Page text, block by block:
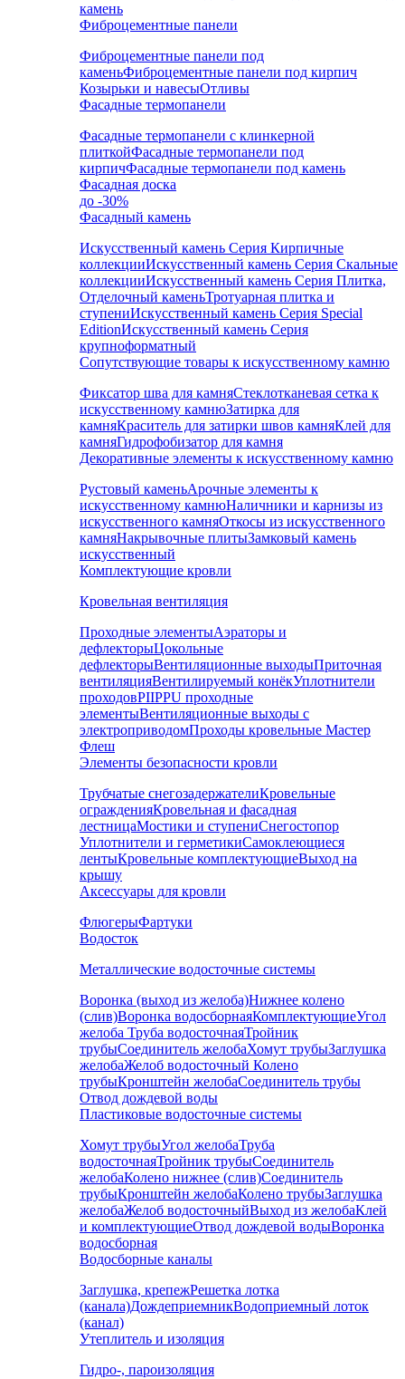
камень
Фиброцементные панели
Фиброцементные панели под
каменьФиброцементные панели под кирпич
Козырьки и навесыОтливы
Фасадные термопанели
Фасадные термопанели с клинкерной
плиткойФасадные термопанели под
кирпичФасадные термопанели под камень
Фасадная доска
до -30%
Фасадный камень
Искусственный камень Серия Кирпичные
коллекцииИскусственный камень Серия Скальные
коллекцииИскусственный камень Серия Плитка,
Отделочный каменьТротуарная плитка и
ступениИскусственный камень Серия Special
EditionИскусственный камень Серия
крупноформатный
Сопутствующие товары к искусственному камню
Фиксатор шва для камняСтеклотканевая сетка к
искусственному камнюЗатирка для
камняКраситель для затирки швов камняКлей для
камняГидрофобизатор для камня
Декоративные элементы к искусственному камню
Рустовый каменьАрочные элементы к
искусственному камнюНаличники и карнизы из
искусственного камняОткосы из искусственного
камняНакрывочные плитыЗамковый камень
искусственный
Комплектующие кровли
Кровельная вентиляция
Проходные элементыАэраторы и
дефлекторыЦокольные
дефлекторыВентиляционные выходыПриточная
вентиляцияВентилируемый конёкУплотнители
проходовPIIPPU проходные
элементыВентиляционные выходы с
электроприводомПроходы кровельные Мастер
Флеш
Элементы безопасности кровли
Трубчатые снегозадержателиКровельные
огражденияКровельная и фасадная
лестницаМостики и ступениСнегостопор
Уплотнители и герметикиСамоклеющиеся
лентыКровельные комплектующиеВыход на
крышу
Аксессуары для кровли
ФлюгерыФартуки
Водосток
Металлические водосточные системы
Воронка (выход из желоба)Нижнее колено
(слив)Воронка водосборнаяКомплектующиеУгол
желоба Труба водосточнаяТройник
трубыСоединитель желобаХомут трубыЗаглушка
желобаЖелоб водосточный Колено
трубыКронштейн желобаСоединитель трубы
Отвод дождевой воды
Пластиковые водосточные системы
Хомут трубыУгол желобаТруба
водосточнаяТройник трубыСоединитель
желобаКолено нижнее (слив)Соединитель
трубыКронштейн желобаКолено трубыЗаглушка
желобаЖелоб водосточныйВыход из желобаКлей
и комплектующиеОтвод дождевой водыВоронка
водосборная
Водосборные каналы
Заглушка, крепежРешетка лотка
(канала)ДождеприемникВодоприемный лоток
(канал)
Утеплитель и изоляция
Гидро-, пароизоляция